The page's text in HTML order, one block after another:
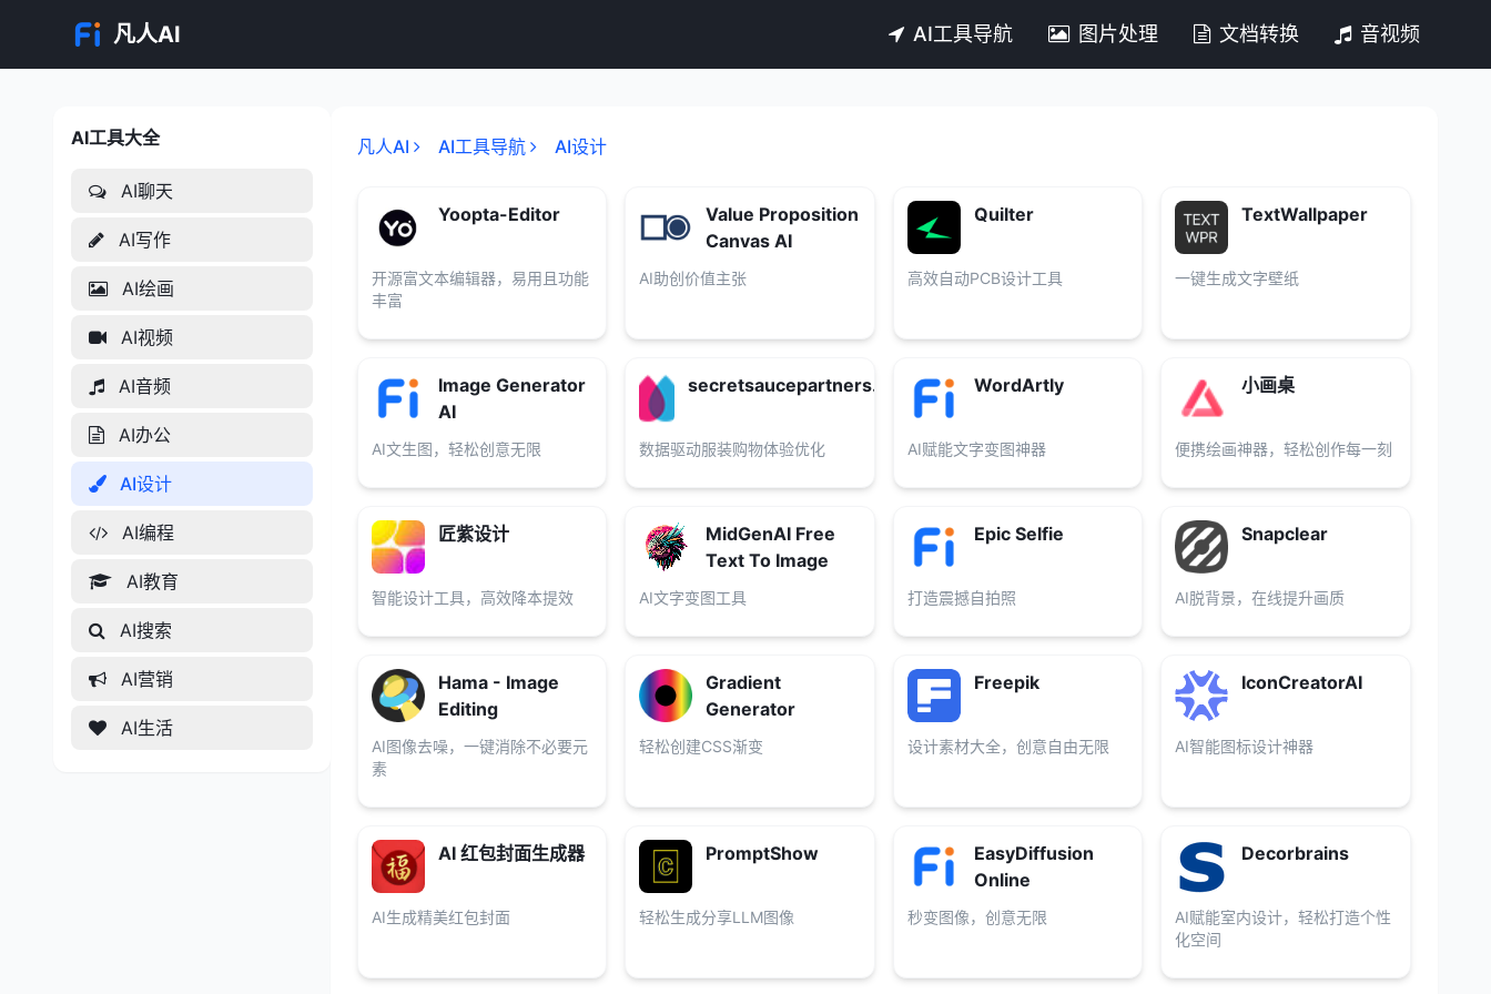
凡人AI AI工具导航 图片处理 文档转换 音视频
AI工具大全
AI工具大全
AI聊天
AI写作
AI绘画
AI视频
AI音频
AI办公
AI设计
AI编程
AI教育
AI搜索
AI营销
AI生活
凡人AI AI工具导航 AI设计
Yoopta-Editor
开源富文本编辑器，易用且功能
丰富
Value Proposition
Canvas AI
AI助创价值主张
Quilter
高效自动PCB设计工具
TextWallpaper
一键生成文字壁纸
Image Generator
AI
AI文生图，轻松创意无限
secretsaucepartners.com
数据驱动服装购物体验优化
WordArtly
AI赋能文字变图神器
小画桌
便携绘画神器，轻松创作每一刻
匠紫设计
智能设计工具，高效降本提效
MidGenAI Free
Text To Image
AI文字变图工具
Epic Selfie
打造震撼自拍照
Snapclear
AI脱背景，在线提升画质
Hama - Image
Editing
AI图像去噪，一键消除不必要元
素
Gradient
Generator
轻松创建CSS渐变
Freepik
设计素材大全，创意自由无限
IconCreatorAI
AI智能图标设计神器
AI 红包封面生成器
AI生成精美红包封面
PromptShow
轻松生成分享LLM图像
EasyDiffusion
Online
秒变图像，创意无限
Decorbrains
AI赋能室内设计，轻松打造个性
化空间